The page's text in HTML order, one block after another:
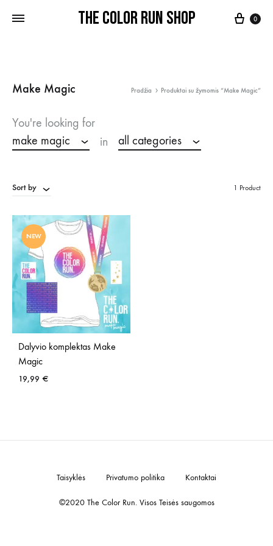
THE COLOR RUN SHOP 0
Make Magic Pradžia Produktai su žymomis “Make Magic”
You're looking for
make magic
in all categories
Sort by 1 Product
NEW
Dalyvio komplektas Make
Magic
19,99 €
WISHLIST
©2020 The Color Run. Visos Teisės saugomos
Taisyklės Privatumo politika Kontaktai